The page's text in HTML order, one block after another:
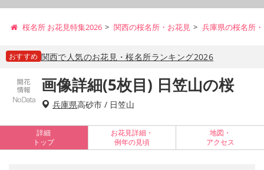
桜名所 お花見特集2026 関西の桜名所・お花見 兵庫県の桜名所
おすすめ 関西で人気のお花見・桜名所ランキング2026
画像詳細(5枚目) 日笠山の桜
兵庫県高砂市 / 日笠山
詳細
トップ
お花見詳細・
例年の見頃
地図・
アクセス